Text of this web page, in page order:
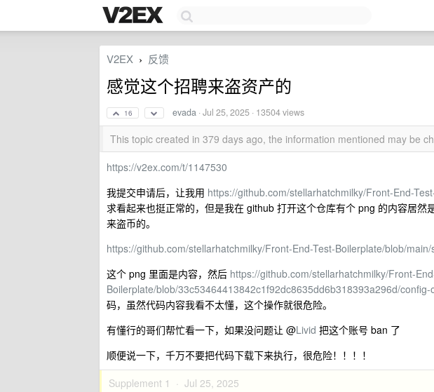
V2EX › 反馈
感觉这个招聘来盗资产的
16 evada ·Jul 25, 2025 · 13504 views
This topic created in 379 days ago, the information mentioned may be
https://v2ex.com/t/1147530
我提交申请后，让我用 https://github.com/stellarhatchmilky/Front-End-
求看起来也挺正常的，但是我在 github 打开这个仓库有个 png 的内容居然
来盗币的。
https://github.com/stellarhatchmilky/Front-End-Test-Boilerplate/blob/
这个 png 里面是内容，然后 https://github.com/stellarhatchmilky/Front-
Boilerplate/blob/33c53464413842c1f92dc8635dd6b318393a296d/
码，虽然代码内容我看不太懂，这个操作就很危险。
有懂行的哥们帮忙看一下，如果没问题让 @Livid 把这个账号 ban 了
顺便说一下，千万不要把代码下载下来执行，很危险！！！！
Supplement 1 · Jul 25, 2025